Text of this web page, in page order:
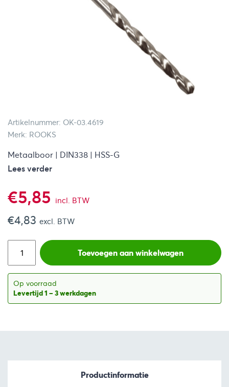
Artikelnummer: OK-03.4619
Merk: ROOKS
Metaalboor | DIN338 | HSS-G
Lees verder
€5,85 incl. BTW
€4,83 excl. BTW
Toevoegen aan winkelwagen
Op voorraad
Levertijd 1 – 3 werkdagen
Productinformatie